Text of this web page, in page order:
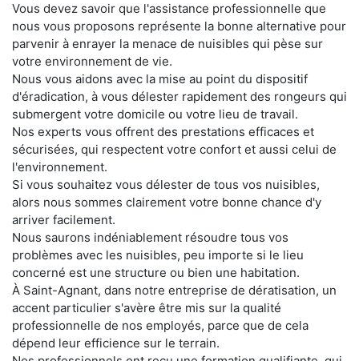
Vous devez savoir que l'assistance professionnelle que
nous vous proposons représente la bonne alternative pour
parvenir à enrayer la menace de nuisibles qui pèse sur
votre environnement de vie.
Nous vous aidons avec la mise au point du dispositif
d'éradication, à vous délester rapidement des rongeurs qui
submergent votre domicile ou votre lieu de travail.
Nos experts vous offrent des prestations efficaces et
sécurisées, qui respectent votre confort et aussi celui de
l'environnement.
Si vous souhaitez vous délester de tous vos nuisibles,
alors nous sommes clairement votre bonne chance d'y
arriver facilement.
Nous saurons indéniablement résoudre tous vos
problèmes avec les nuisibles, peu importe si le lieu
concerné est une structure ou bien une habitation.
À Saint-Agnant, dans notre entreprise de dératisation, un
accent particulier s'avère être mis sur la qualité
professionnelle de nos employés, parce que de cela
dépend leur efficience sur le terrain.